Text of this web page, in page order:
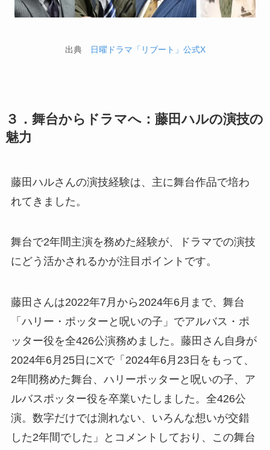
出典 日曜ドラマ「リブート」公式X
３．舞台からドラマへ：藤田ハルの演技の
魅力
藤田ハルさんの演技経験は、主に舞台作品で培わ
れてきました。
舞台で2年間主演を務めた経験が、ドラマでの演技
にどう活かされるかが注目ポイントです。
藤田さんは2022年7月から2024年6月まで、舞台
「ハリー・ポッターと呪いの子」でアルバス・ポ
ッター役を全426公演務めました。藤田さん自身が
2024年6月25日にXで「2024年6月23日をもって、
2年間務めた舞台、ハリーポッターと呪いの子、ア
ルバスポッター役を卒業いたしました。全426公
演。数字だけでは測れない、いろんな想いが交錯
した2年間でした」とコメントしており、この舞台